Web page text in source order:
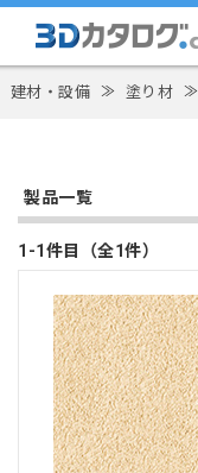
建材・設備 ≫ 塗り材 ≫
製品一覧
1-1件目（全1件）